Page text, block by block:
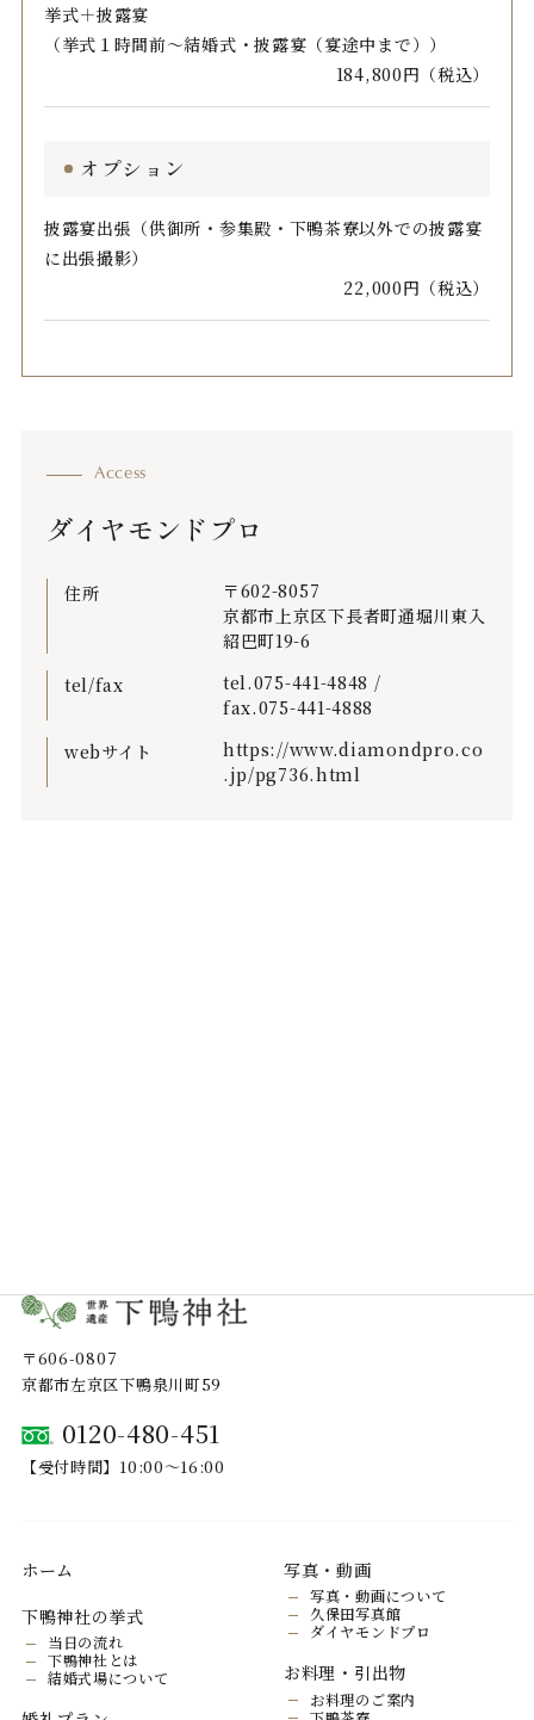
挙式＋披露宴
（挙式１時間前～結婚式・披露宴（宴途中まで））
184,800円（税込）
オプション
披露宴出張（供御所・参集殿・下鴨茶寮以外での披露宴
に出張撮影）
22,000円（税込）
ダイヤモンドプロ
住所
〒602-8057
京都市上京区下長者町通堀川東入
紹巴町19-6
tel/fax
tel.075-441-4848 /
fax.075-441-4888
webサイト
https://www.diamondpro.co
.jp/pg736.html
〒606-0807
京都市左京区下鴨泉川町59
0120-480-451
【受付時間】10:00～16:00
ホーム
下鴨神社の挙式
当日の流れ
下鴨神社とは
結婚式場について
写真・動画
写真・動画について
久保田写真館
ダイヤモンドプロ
お料理・引出物
お料理のご案内